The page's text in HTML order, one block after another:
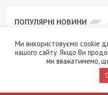
ПОПУЛЯРНІ НОВИНИ
Ми використовуємо cookie
нашого сайту. Якщо Ви
ми вважатимемо,